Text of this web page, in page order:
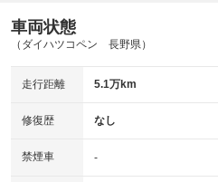
車両状態
（ダイハツコペン 長野県）
走行距離 5.1万km
修復歴 なし
禁煙車 -